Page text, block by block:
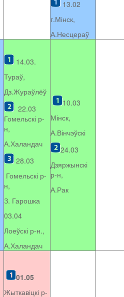
13.02
г.Мінск,
А.Несцераў
14.03.
Тураў,
Дз.Жураўлёў
22.03
Гомельскі р-
н,
А.Халандач
28.03
Гомельскі р-
н,
З. Гарошка
03.04
Лоеўскі р-н.,
А.Халандач
10.03
Мінск,
А.Вінчэўскі
24.03
Дзяржынскі
р-н,
А.Рак
01.05
Жыткавіцкі р-